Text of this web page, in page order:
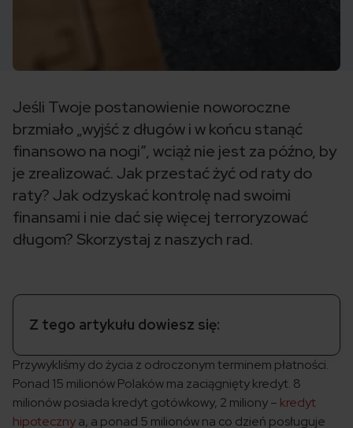
Jeśli Twoje postanowienie noworoczne
brzmiało „wyjść z długów i w końcu stanąć
finansowo na nogi”, wciąż nie jest za późno, by
je zrealizować. Jak przestać żyć od raty do
raty? Jak odzyskać kontrolę nad swoimi
finansami i nie dać się więcej terroryzować
długom? Skorzystaj z naszych rad.
Z tego artykułu dowiesz się:
Przywykliśmy do życia z odroczonym terminem płatności.
Ponad 15 milionów Polaków ma zaciągnięty kredyt. 8
milionów posiada kredyt gotówkowy, 2 miliony – kredyt
hipotecznya, a ponad 5 milionów na co dzień posługuje